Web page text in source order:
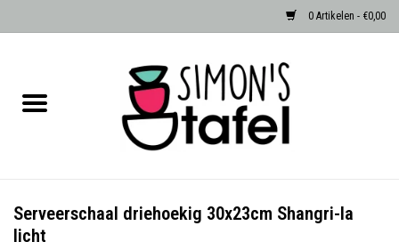
0 Artikelen - €0,00
Albast waxinehouders van Zenza
Serveerschaal driehoekig 30x23cm Shangri-la
licht